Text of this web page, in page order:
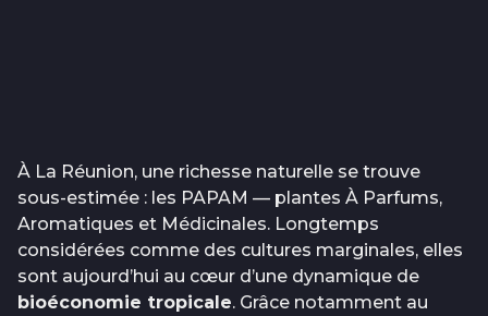
À La Réunion, une richesse naturelle se trouve
sous-estimée : les PAPAM — plantes À Parfums,
Aromatiques et Médicinales. Longtemps
considérées comme des cultures marginales, elles
sont aujourd’hui au cœur d’une dynamique de
bioéconomie tropicale. Grâce notamment au